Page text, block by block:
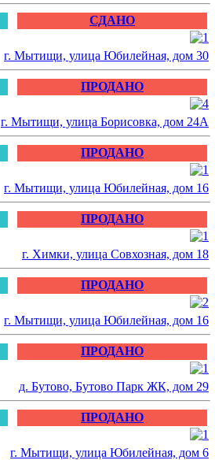
СДАНО
г. Мытищи, улица Юбилейная, дом 30
ПРОДАНО
г. Мытищи, улица Борисовка, дом 24А
ПРОДАНО
г. Мытищи, улица Юбилейная, дом 16
ПРОДАНО
г. Химки, улица Совхозная, дом 18
ПРОДАНО
г. Мытищи, улица Юбилейная, дом 16
ПРОДАНО
д. Бутово, Бутово Парк ЖК, дом 29
ПРОДАНО
г. Мытищи, улица Юбилейная, дом 6